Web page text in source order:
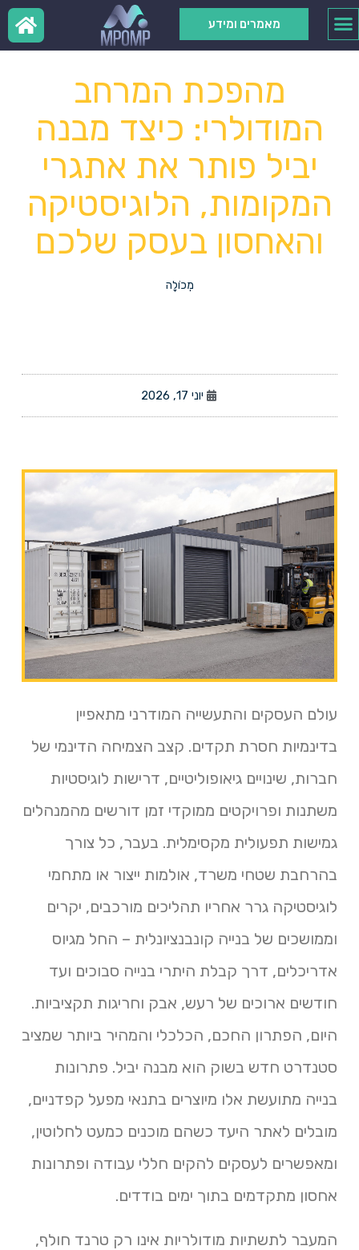
מאמרים ומידע
מהפכת המרחב
המודולרי: כיצד מבנה
יביל פותר את אתגרי
המקומות, הלוגיסטיקה
והאחסון בעסק שלכם
מְכוֹלָה
יוני 17, 2026
עולם העסקים והתעשייה המודרני מתאפיין
בדינמיות חסרת תקדים. קצב הצמיחה הדינמי של
חברות, שינויים גיאופוליטיים, דרישות לוגיסטיות
משתנות ופרויקטים ממוקדי זמן דורשים מהמנהלים
גמישות תפעולית מקסימלית. בעבר, כל צורך
בהרחבת שטחי משרד, אולמות ייצור או מתחמי
לוגיסטיקה גרר אחריו תהליכים מורכבים, יקרים
וממושכים של בנייה קונבנציונלית – החל מגיוס
אדריכלים, דרך קבלת היתרי בנייה סבוכים ועד
חודשים ארוכים של רעש, אבק וחריגות תקציביות.
היום, הפתרון החכם, הכלכלי והמהיר ביותר שמציב
סטנדרט חדש בשוק הוא מבנה יביל. פתרונות
בנייה מתועשת אלו מיוצרים בתנאי מפעל קפדניים,
מובלים לאתר היעד כשהם מוכנים כמעט לחלוטין,
ומאפשרים לעסקים להקים חללי עבודה ופתרונות
אחסון מתקדמים בתוך ימים בודדים.
המעבר לתשתיות מודולריות אינו רק טרנד חולף,